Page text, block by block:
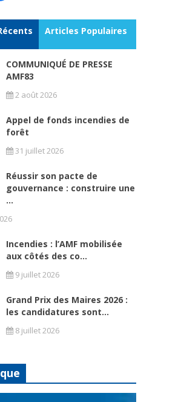
Articles Populaires
COMMUNIQUÉ DE PRESSE
AMF83
2 août 2026
Appel de fonds incendies de
forêt
31 juillet 2026
Réussir son pacte de
gouvernance : construire une
...
Incendies : l’AMF mobilisée
aux côtés des co...
9 juillet 2026
Grand Prix des Maires 2026 :
les candidatures sont...
8 juillet 2026